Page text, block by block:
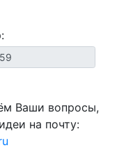
Ваши вопросы,
на почту: